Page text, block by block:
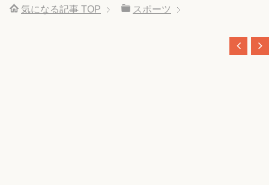
気になる記事 TOP スポーツ